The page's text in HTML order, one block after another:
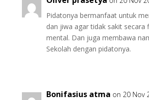
Pidatonya bermanfaat untuk
dan jiwa agar tidak sakit secara
mental. Dan juga membawa
Sekolah dengan pidatonya.
Bonifasius atma on 20 Nov